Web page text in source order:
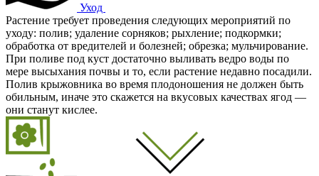
Уход
Растение требует проведения следующих мероприятий по
уходу: полив; удаление сорняков; рыхление; подкормки;
обработка от вредителей и болезней; обрезка; мульчирование.
При поливе под куст достаточно выливать ведро воды по
мере высыхания почвы и то, если растение недавно посадили.
Полив крыжовника во время плодоношения не должен быть
обильным, иначе это скажется на вкусовых качествах ягод —
они станут кислее.